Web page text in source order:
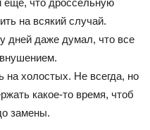
еще, что дроссельную
на всякий случай.
дней даже думал, что все
на холостых. Не всегда, но
какое-то время, чтоб
замены.